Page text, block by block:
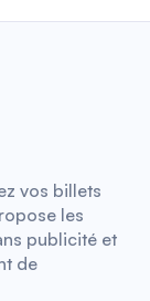
vos billets
les
publicité et
de